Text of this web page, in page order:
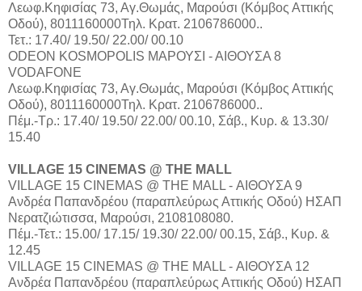
Λεωφ.Κηφισίας 73, Αγ.Θωμάς, Μαρούσι (Κόμβος Αττικής
Οδού), 8011160000Τηλ. Κρατ. 2106786000..
Τετ.: 17.40/ 19.50/ 22.00/ 00.10
ODEON KOSMOPOLIS ΜΑΡΟΥΣΙ - ΑΙΘΟΥΣΑ 8
VODAFONE
Λεωφ.Κηφισίας 73, Αγ.Θωμάς, Μαρούσι (Κόμβος Αττικής
Οδού), 8011160000Τηλ. Κρατ. 2106786000..
Πέμ.-Τρ.: 17.40/ 19.50/ 22.00/ 00.10, Σάβ., Κυρ. & 13.30/
15.40
VILLAGE 15 CINEMAS @ THE MALL
VILLAGE 15 CINEMAS @ THE MALL - ΑΙΘΟΥΣΑ 9
Aνδρέα Παπανδρέου (παραπλεύρως Αττικής Οδού) ΗΣΑΠ
Νερατζιώτισσα, Μαρούσι, 2108108080.
Πέμ.-Τετ.: 15.00/ 17.15/ 19.30/ 22.00/ 00.15, Σάβ., Κυρ. &
12.45
VILLAGE 15 CINEMAS @ THE MALL - ΑΙΘΟΥΣΑ 12
Aνδρέα Παπανδρέου (παραπλεύρως Αττικής Οδού) ΗΣΑΠ